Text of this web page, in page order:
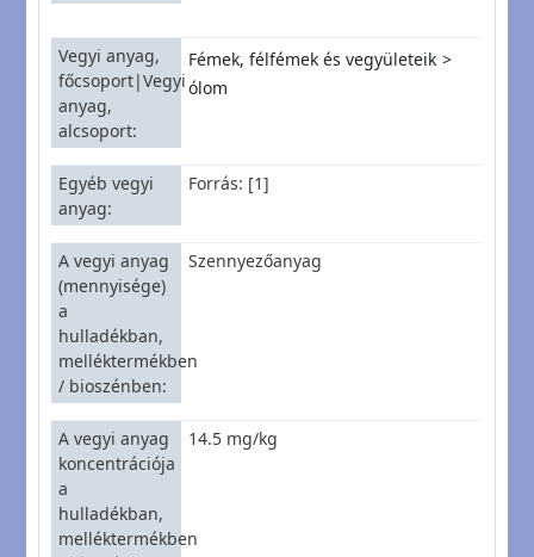
Vegyi anyag,
főcsoport|Vegyi
anyag,
alcsoport
Fémek, félfémek és vegyületeik
ólom
Egyéb vegyi
anyag
Forrás: [1]
A vegyi anyag
(mennyisége)
a
hulladékban,
melléktermékben
/ bioszénben
Szennyezőanyag
A vegyi anyag
koncentrációja
a
hulladékban,
melléktermékben
14.5 mg/kg